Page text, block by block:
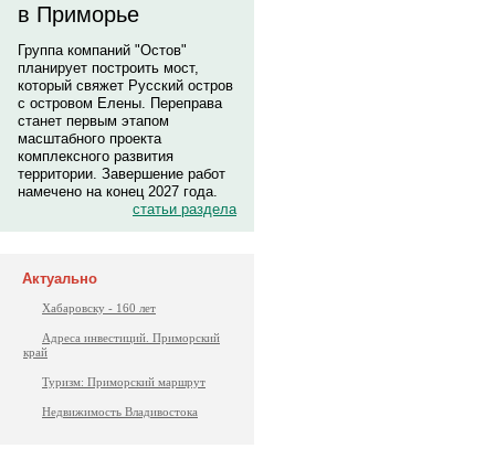
в Приморье
Группа компаний "Остов"
планирует построить мост,
который свяжет Русский остров
с островом Елены. Переправа
станет первым этапом
масштабного проекта
комплексного развития
территории. Завершение работ
намечено на конец 2027 года.
статьи раздела
Актуально
Хабаровску - 160 лет
Адреса инвестиций. Приморский
край
Туризм: Приморский маршрут
Недвижимость Владивостока